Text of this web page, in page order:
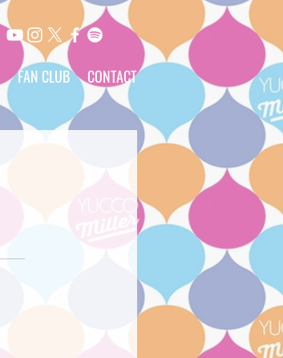
FAN CLUB CONTACT